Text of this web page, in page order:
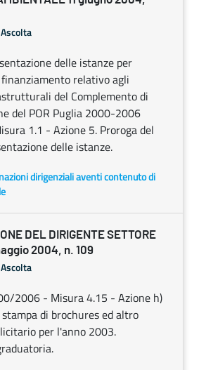
Ascolta
delle istanze per
relativo agli
del Complemento di
del POR Puglia 2000-2006
1.1 - Azione 5. Proroga del
delle istanze.
dirigenziali aventi contenuto di
DEL DIRIGENTE SETTORE
2004, n. 109
Ascolta
2006 - Misura 4.15 - Azione h)
di brochures ed altro
per l'anno 2003.